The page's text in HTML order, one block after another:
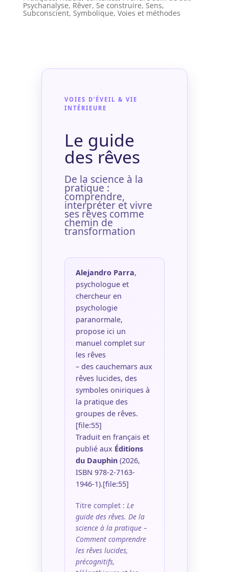
Psychanalyse, Rêver, Se construire, Sens,
Subconscient, Symbolique, Voies et méthodes
VOIES D’ÉVEIL & VIE
INTÉRIEURE
Le guide
des rêves
De la science à la
pratique :
comprendre,
interpréter et vivre
ses rêves comme
chemin de
transformation
Alejandro Parra,
psychologue et
chercheur en
psychologie
paranormale,
propose ici un
manuel complet sur
les rêves
– des cauchemars aux
rêves lucides, des
symboles oniriques à
la pratique des
groupes de rêves.
[file:55]
Traduit en français et
publié aux Éditions
du Dauphin (2026,
ISBN 978-2-7163-
1946-1).[file:55]
Titre complet : Le
guide des rêves. De la
science à la pratique –
Comment comprendre
les rêves lucides,
précognitifs,